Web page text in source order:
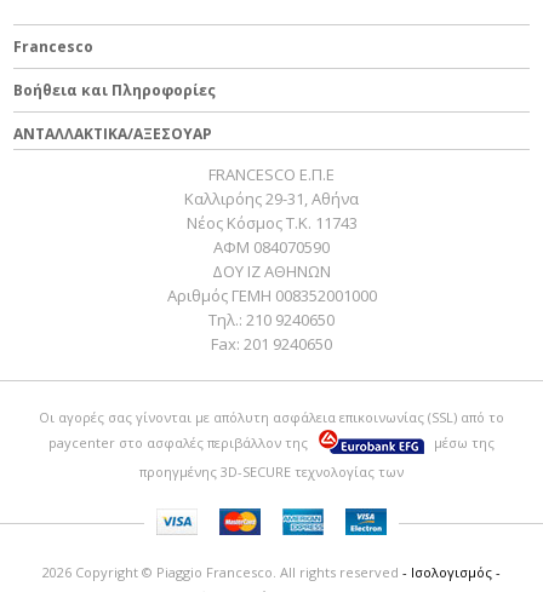
Francesco
Βοήθεια και Πληροφορίες
ΑΝΤΑΛΛΑΚΤΙΚΑ/ΑΞΕΣΟΥΑΡ
FRANCESCO Ε.Π.Ε
Καλλιρόης 29-31, Αθήνα
Νέος Κόσμος Τ.Κ. 11743
ΑΦΜ 084070590
ΔΟΥ ΙΖ ΑΘΗΝΩΝ
Αριθμός ΓΕΜΗ 008352001000
Τηλ.: 210 9240650
Fax: 201 9240650
Οι αγορές σας γίνονται με απόλυτη ασφάλεια επικοινωνίας (SSL) από το
paycenter στο ασφαλές περιβάλλον της
μέσω της
προηγμένης 3D-SECURE τεχνολογίας των
2026 Copyright © Piaggio Francesco. All rights reserved - Ισολογισμός -